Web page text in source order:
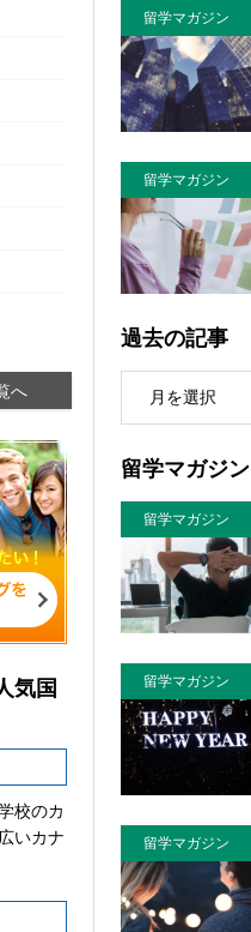
へ
気国
校のカ
いカナ
留学マガジン
留学マガジン
過去の記事
留学マガジン
留学マガジン
留学マガジン
留学マガジン